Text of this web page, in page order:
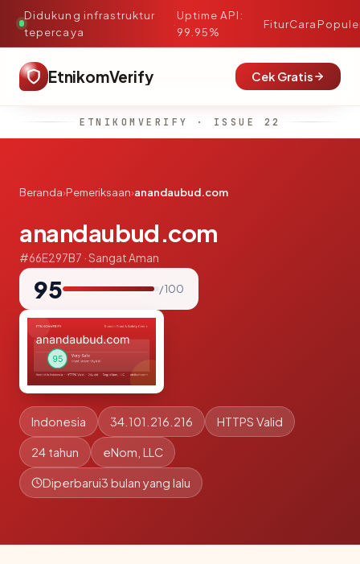
Didukung infrastruktur
tepercaya
·
Uptime API:
99.95%
FiturCara
EtnikomVerify Cek Gratis
ETNIKOMVERIFY · ISSUE 22
Beranda›Pemeriksaan›anandaubud.com
anandaubud.com
#66E297B7 · Sangat Aman
95 / 100
Indonesia 34.101.216.216 HTTPS Valid
24 tahun eNom, LLC
Diperbarui3 bulan yang lalu